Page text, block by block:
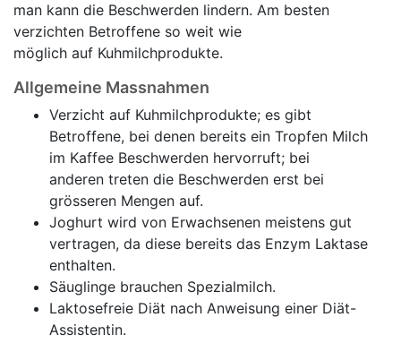
man kann die Beschwerden lindern. Am besten
verzichten Betroffene so weit wie
möglich auf Kuhmilchprodukte.
Allgemeine Massnahmen
Verzicht auf Kuhmilchprodukte; es gibt
Betroffene, bei denen bereits ein Tropfen Milch
im Kaffee Beschwerden hervorruft; bei
anderen treten die Beschwerden erst bei
grösseren Mengen auf.
Joghurt wird von Erwachsenen meistens gut
vertragen, da diese bereits das Enzym Laktase
enthalten.
Säuglinge brauchen Spezialmilch.
Laktosefreie Diät nach Anweisung einer Diät-
Assistentin.